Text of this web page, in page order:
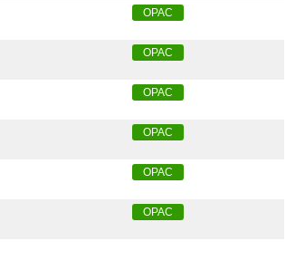
OPAC
OPAC
OPAC
OPAC
OPAC
OPAC